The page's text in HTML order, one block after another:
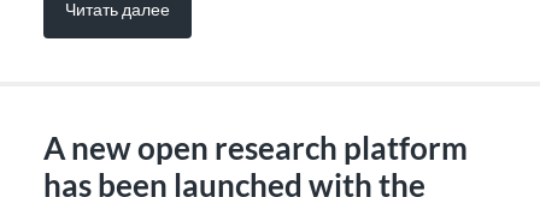
Читать далее
A new open research platform
has been launched with the